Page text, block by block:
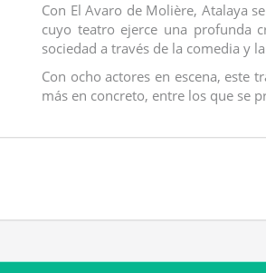
Con El Avaro de Molière, Atalaya
cuyo teatro ejerce una profunda
sociedad a través de la comedia y
Con ocho actores en escena, este
más en concreto, entre los que se